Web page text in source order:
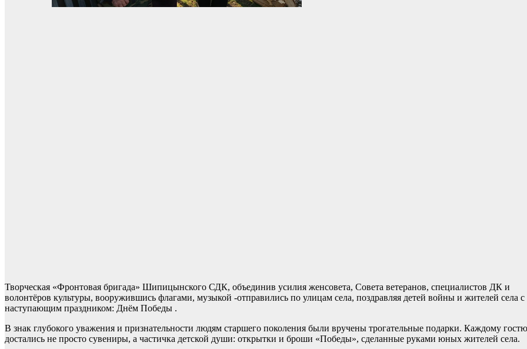
Творческая «Фронтовая бригада» Шипицынского СДК, объединив усилия женсовета, Совета ветеранов, специалистов ДК и
волонтёров культуры, вооружившись флагами, музыкой -отправились по улицам села, поздравляя детей войны и жителей села с
наступающим праздником: Днём Победы .
В знак глубокого уважения и признательности людям старшего поколения были вручены трогательные подарки. Каждому гостю
достались не просто сувениры, а частичка детской души: открытки и броши «Победы», сделанные руками юных жителей села.